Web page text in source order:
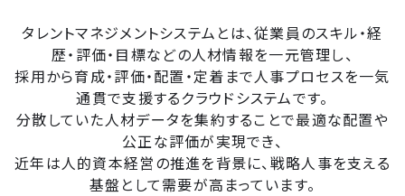
タレントマネジメントシステムとは、従業員のスキル・経
歴・評価・目標などの人材情報を一元管理し、
採用から育成・評価・配置・定着まで人事プロセスを一気
通貫で支援するクラウドシステムです。
分散していた人材データを集約することで最適な配置や
公正な評価が実現でき、
近年は人的資本経営の推進を背景に、戦略人事を支える
基盤として需要が高まっています。